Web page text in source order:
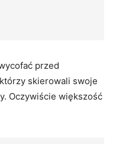
przed
skierowali swoje
Oczywiście większość